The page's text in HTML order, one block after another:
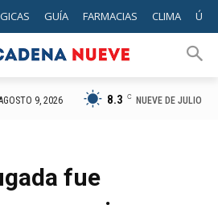
GUÍA FARMACIAS CLIMA
9, 2026 8.3 C NUEVE DE JULIO
fue